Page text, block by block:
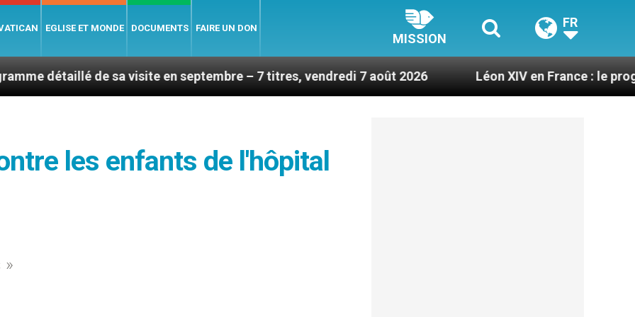
EGLISE ET MONDE DOCUMENTS FAIRE UN DON
MISSION
FR
de sa visite en septembre – 7 titres, vendredi 7 août 2026 Léon XIV en France : le programme
les enfants de l'hôpital
»